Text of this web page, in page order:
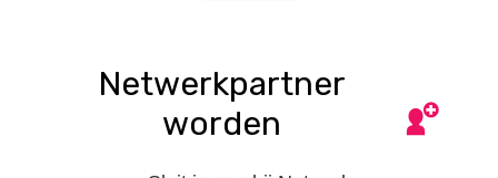
Netwerkpartner
worden